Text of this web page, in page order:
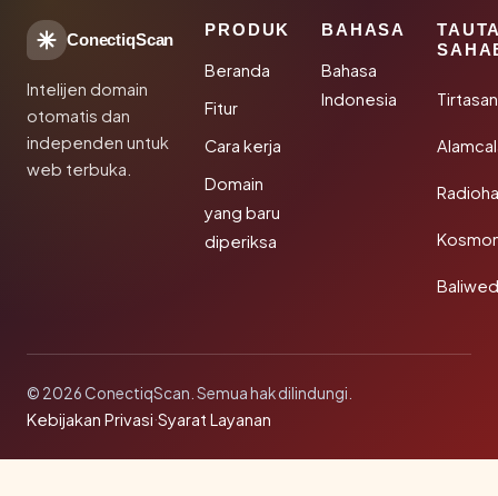
ConectiqScan
Intelijen domain
otomatis dan
independen untuk
web terbuka.
PRODUK
Beranda
Fitur
Cara kerja
Domain
yang baru
diperiksa
BAHASA
Bahasa
Indonesia
© 2026 ConectiqScan. Semua hak dilindungi.
Kebijakan Privasi·Syarat Layanan